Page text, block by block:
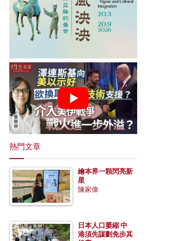
熱門文章
繪本界一顆閃亮新
星
陳家偉
日本人口萎縮 中
港須先謀劃免步其